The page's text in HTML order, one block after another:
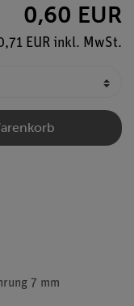
0,60 EUR
EUR inkl. MwSt.
7 mm